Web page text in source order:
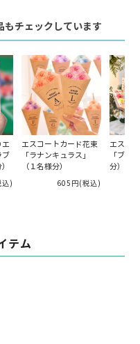
もチェックしています
エ
ブ
込)
エスコートカード花束
「ラナンキュラス」
（１名様分）
605円(税込)
エスコ
「ブー
分）
テム